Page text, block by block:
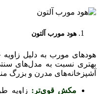
هود مورب آلتون
هودهای مورب به دلیل
بهتری نسبت به مدل‌های
آشپزخانه‌های مدرن و بزرگ
مکش قوی‌تر: زاویه